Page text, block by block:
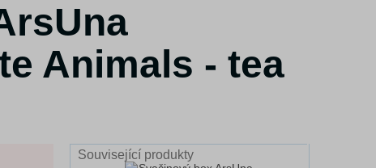
Animals - tea
Související produkty